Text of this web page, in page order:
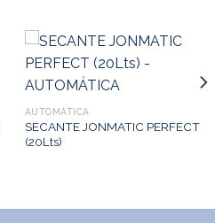
AUTOMÁTICA
SECANTE JONMATIC PERFECT
(20Lts)